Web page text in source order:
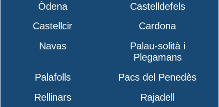
Òdena
Castelldefels
Castellcir
Cardona
Navas
Palau-solità i
Plegamans
Palafolls
Pacs del Penedès
Rellinars
Rajadell